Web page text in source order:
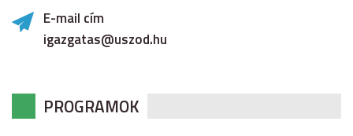
E-mail cím
igazgatas@uszod.hu
PROGRAMOK